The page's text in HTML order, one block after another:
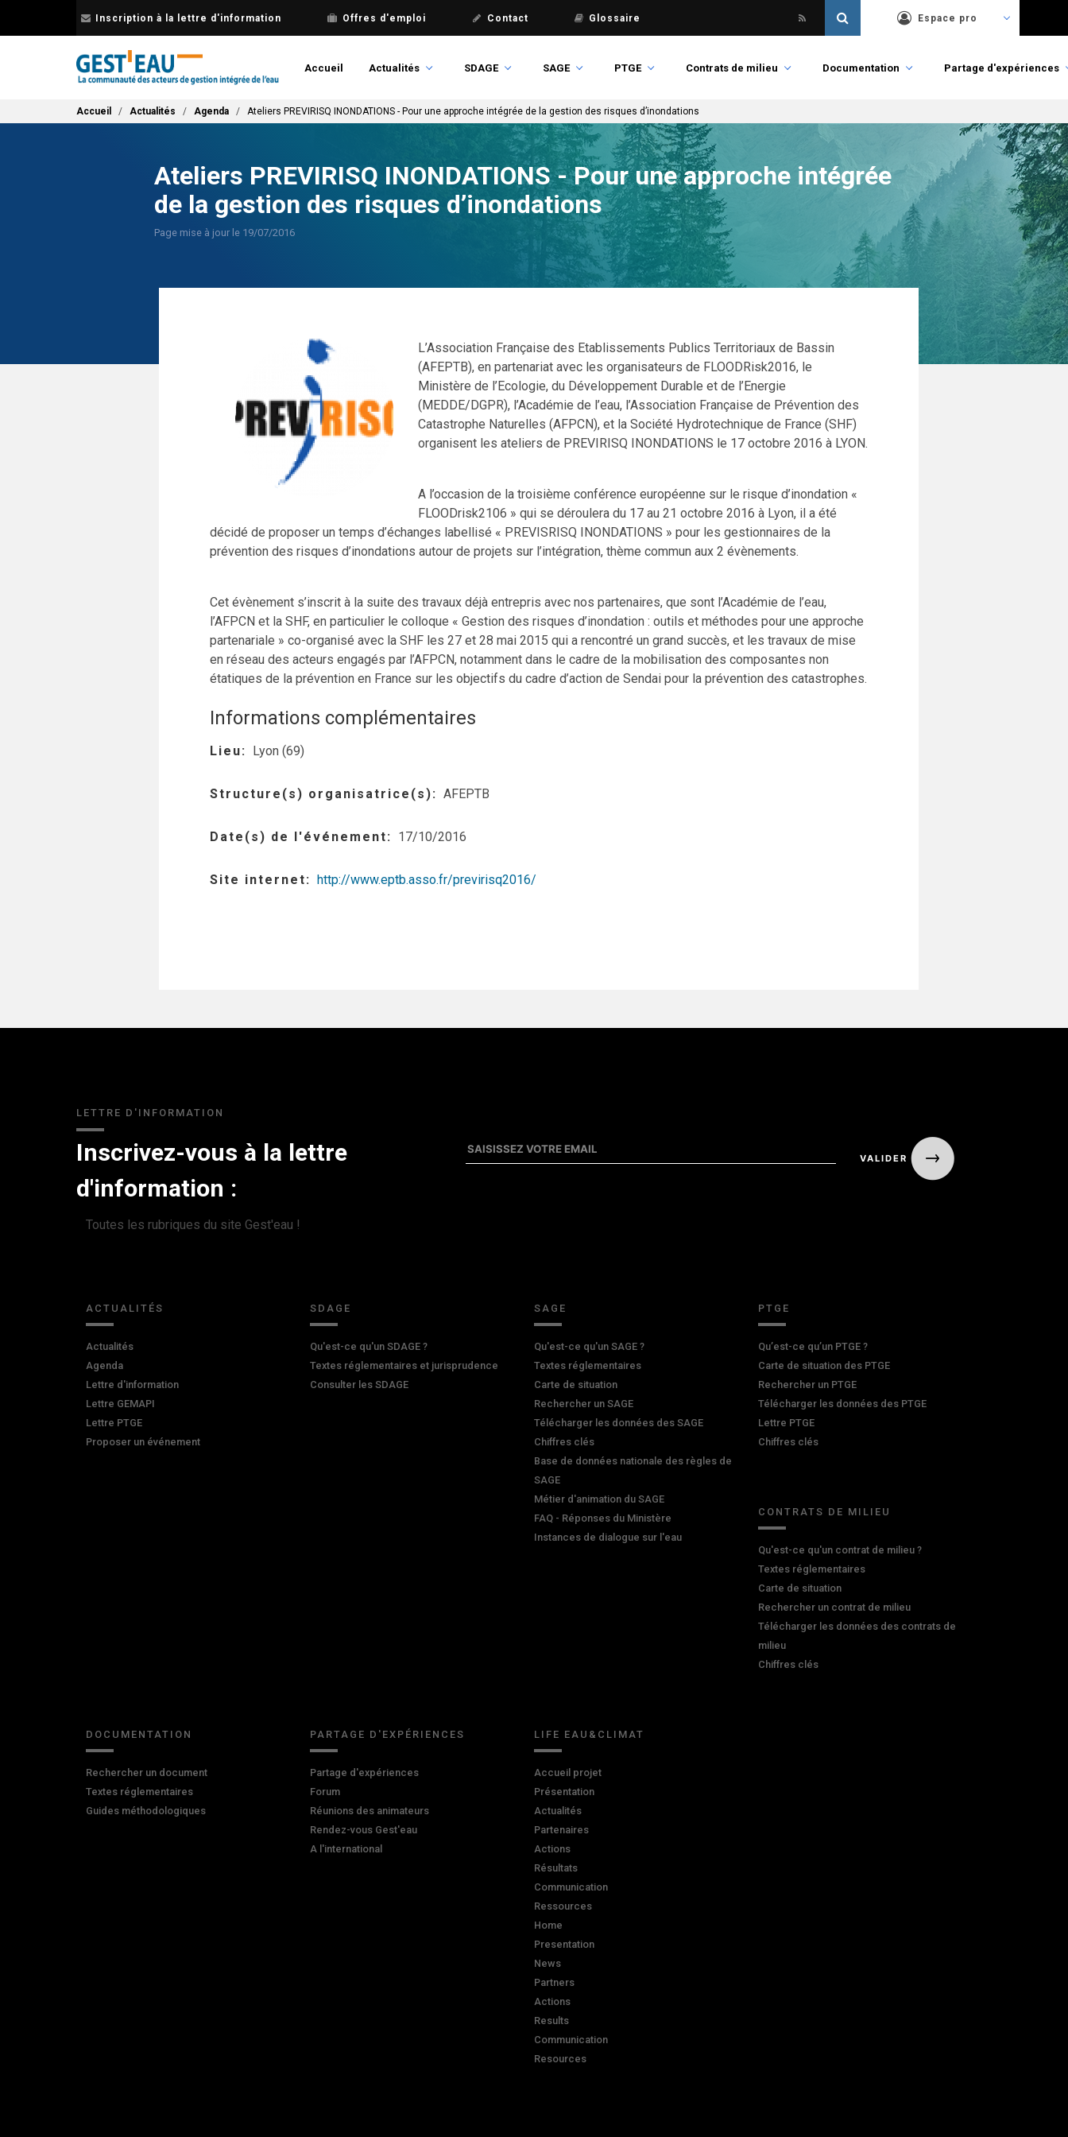
Inscription à la lettre d'information Offres d'emploi Contact Glossaire Espace pro
Accueil Actualités SDAGE SAGE PTGE Contrats de milieu Documentation Partage d'expériences
Fil d'Ariane
Accueil Actualités Agenda Ateliers PREVIRISQ INONDATIONS - Pour une approche intégrée de la gestion des risques d’inondations
Ateliers PREVIRISQ INONDATIONS - Pour une approche intégrée
de la gestion des risques d’inondations
Page mise à jour le 19/07/2016
L’Association Française des Etablissements Publics Territoriaux de Bassin
(AFEPTB), en partenariat avec les organisateurs de FLOODRisk2016, le
Ministère de l’Ecologie, du Développement Durable et de l’Energie
(MEDDE/DGPR), l’Académie de l’eau, l’Association Française de Prévention des
Catastrophe Naturelles (AFPCN), et la Société Hydrotechnique de France (SHF)
organisent les ateliers de PREVIRISQ INONDATIONS le 17 octobre 2016 à LYON.
A l’occasion de la troisième conférence européenne sur le risque d’inondation «
FLOODrisk2106 » qui se déroulera du 17 au 21 octobre 2016 à Lyon, il a été
décidé de proposer un temps d’échanges labellisé « PREVISRISQ INONDATIONS » pour les gestionnaires de la
prévention des risques d’inondations autour de projets sur l’intégration, thème commun aux 2 évènements.
Cet évènement s’inscrit à la suite des travaux déjà entrepris avec nos partenaires, que sont l’Académie de l’eau,
l’AFPCN et la SHF, en particulier le colloque « Gestion des risques d’inondation : outils et méthodes pour une approche
partenariale » co-organisé avec la SHF les 27 et 28 mai 2015 qui a rencontré un grand succès, et les travaux de mise
en réseau des acteurs engagés par l’AFPCN, notamment dans le cadre de la mobilisation des composantes non
étatiques de la prévention en France sur les objectifs du cadre d’action de Sendai pour la prévention des catastrophes.
Informations complémentaires
Lieu Lyon (69)
Structure(s) organisatrice(s) AFEPTB
Date(s) de l'événement 17/10/2016
Site internet http://www.eptb.asso.fr/previrisq2016/
LETTRE D'INFORMATION
Inscrivez-vous à la lettre
d'information :
Toutes les rubriques du site Gest'eau !
ACTUALITÉS
Actualités
Agenda
Lettre d'information
Lettre GEMAPI
Lettre PTGE
Proposer un événement
SDAGE
Qu'est-ce qu'un SDAGE ?
Textes réglementaires et jurisprudence
Consulter les SDAGE
SAGE
Qu'est-ce qu'un SAGE ?
Textes réglementaires
Carte de situation
Rechercher un SAGE
Télécharger les données des SAGE
Chiffres clés
Base de données nationale des règles de
SAGE
Métier d'animation du SAGE
FAQ - Réponses du Ministère
Instances de dialogue sur l'eau
PTGE
Qu’est-ce qu’un PTGE ?
Carte de situation des PTGE
Rechercher un PTGE
Télécharger les données des PTGE
Lettre PTGE
Chiffres clés
CONTRATS DE MILIEU
Qu'est-ce qu'un contrat de milieu ?
Textes réglementaires
Carte de situation
Rechercher un contrat de milieu
Télécharger les données des contrats de
milieu
Chiffres clés
DOCUMENTATION
Rechercher un document
Textes réglementaires
Guides méthodologiques
PARTAGE D'EXPÉRIENCES
Partage d'expériences
Forum
Réunions des animateurs
Rendez-vous Gest'eau
A l'international
LIFE EAU&CLIMAT
Accueil projet
Présentation
Actualités
Partenaires
Actions
Résultats
Communication
Ressources
Home
Presentation
News
Partners
Actions
Results
Communication
Resources